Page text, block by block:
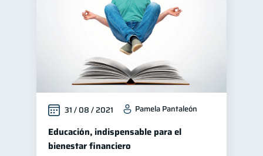
31 / 08 / 2021 Pamela Pantaleón
Educación, indispensable para el
bienestar financiero